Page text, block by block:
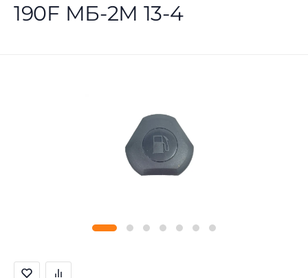
190F МБ-2М 13-4